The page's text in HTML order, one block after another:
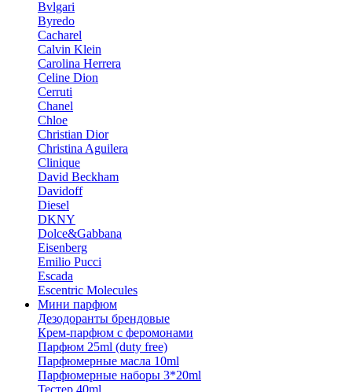
Bvlgari
Byredo
Cacharel
Calvin Klein
Carolina Herrera
Celine Dion
Cerruti
Chanel
Chloe
Christian Dior
Christina Aguilera
Clinique
David Beckham
Davidoff
Diesel
DKNY
Dolce&Gabbana
Eisenberg
Emilio Pucci
Escada
Escentric Molecules
Мини парфюм
Дезодоранты брендовые
Крем-парфюм с феромонами
Парфюм 25ml (duty free)
Парфюмерные масла 10ml
Парфюмерные наборы 3*20ml
Тестер 40ml